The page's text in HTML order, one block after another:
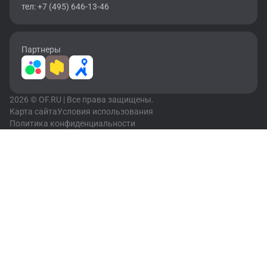
тел: +7 (495) 646-13-46
Партнеры
2026 © OF.RU | Все права защищены.
Карта сайтаУсловия использования
Политика конфиденциальности